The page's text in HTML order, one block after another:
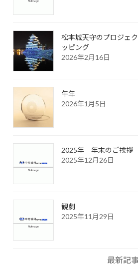
松本城天守のプロジェ
ッピング
2026年2月16日
午年
2026年1月5日
2025年 年末のご挨拶
2025年12月26日
観劇
2025年11月29日
最新記